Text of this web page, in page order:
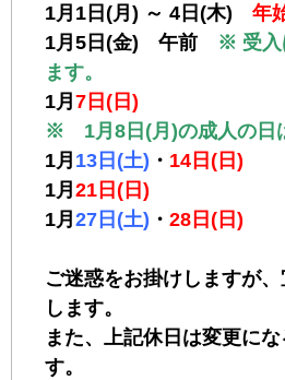
1月1日(月) ～ 4日(木) 年
1月5日(金) 午前
※ 受入
ます。
1月 7日(日)
※ 1月8日(月)の成人の日
1月 13日(土) ・ 14日(日)
1月 21日(日)
1月 27日(土) ・ 28日(日)
ご迷惑をお掛けしますが
します。
また、上記休日は変更に
す。